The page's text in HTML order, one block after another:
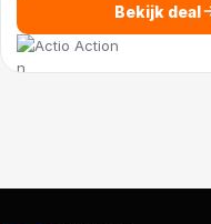
Bekijk deal
Action